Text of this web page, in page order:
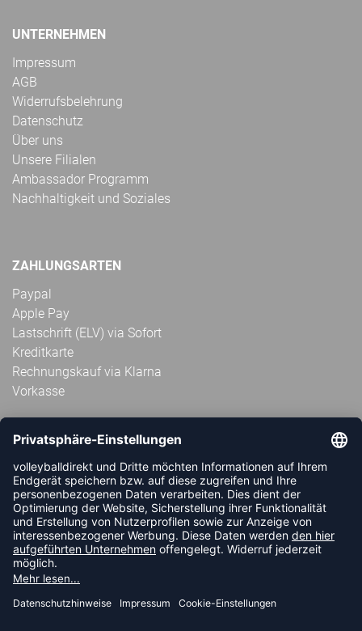
UNTERNEHMEN
Impressum
AGB
Widerrufsbelehrung
Datenschutz
Über uns
Unsere Filialen
Ambassador Programm
Nachhaltigkeit und Soziales
ZAHLUNGSARTEN
Paypal
Apple Pay
Lastschrift (ELV) via Sofort
Kreditkarte
Rechnungskauf via Klarna
Vorkasse
ABONNIERE JETZT DEN KOSTENLOSEN
VOLLEYBALLDIREKT-NEWSLETTER UND VERPASSE KEINE
NEUIGKEIT ODER AKTION MEHR.
JETZT ANMELDEN